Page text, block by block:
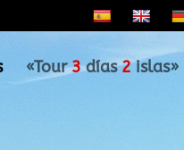
«Tour3días2islas»